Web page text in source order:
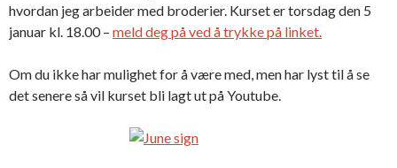
hvordan jeg arbeider med broderier. Kurset er torsdag den 5
januar kl. 18.00 – meld deg på ved å trykke på linket.
Om du ikke har mulighet for å være med, men har lyst til å se
det senere så vil kurset bli lagt ut på Youtube.